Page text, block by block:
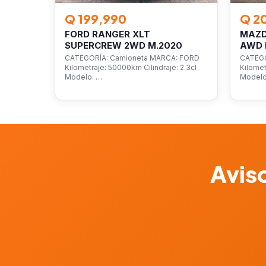
Q 199,990
FORD RANGER XLT
SUPERCREW 2WD M.2020
CATEGORÍA: Camioneta MARCA: FORD
Kilometraje: 50000km Cilindraje: 2.3cl
Modelo: …
Q
AWD